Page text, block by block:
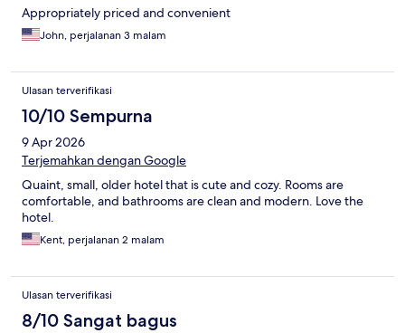
Appropriately priced and convenient
John, perjalanan 3 malam
Ulasan terverifikasi
10/10 Sempurna
9 Apr 2026
Terjemahkan dengan Google
Quaint, small, older hotel that is cute and cozy. Rooms are
comfortable, and bathrooms are clean and modern. Love the
hotel.
Kent, perjalanan 2 malam
Ulasan terverifikasi
8/10 Sangat bagus